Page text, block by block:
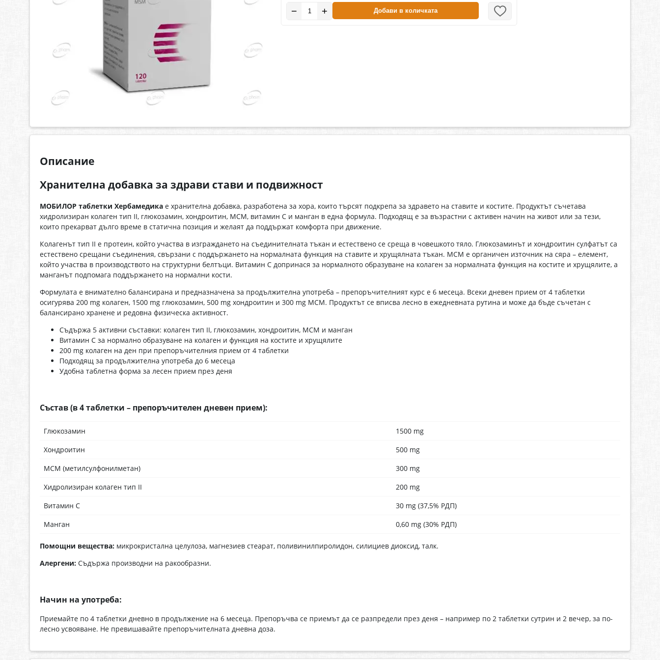
− + Добави в количката
Описание
Хранителна добавка за здрави стави и подвижност
МОБИЛОР таблетки Хербамедика е хранителна добавка, разработена за хора, които търсят подкрепа за здравето на ставите и костите. Продуктът съчетава
хидролизиран колаген тип II, глюкозамин, хондроитин, МСМ, витамин C и манган в една формула. Подходящ е за възрастни с активен начин на живот или за тези,
които прекарват дълго време в статична позиция и желаят да поддържат комфорта при движение.
Колагенът тип II е протеин, който участва в изграждането на съединителната тъкан и естествено се среща в човешкото тяло. Глюкозаминът и хондроитин сулфатът са
естествено срещани съединения, свързани с поддържането на нормалната функция на ставите и хрущялната тъкан. МСМ е органичен източник на сяра – елемент,
който участва в производството на структурни белтъци. Витамин C допринася за нормалното образуване на колаген за нормалната функция на костите и хрущялите, а
манганът подпомага поддържането на нормални кости.
Формулата е внимателно балансирана и предназначена за продължителна употреба – препоръчителният курс е 6 месеца. Всеки дневен прием от 4 таблетки
осигурява 200 mg колаген, 1500 mg глюкозамин, 500 mg хондроитин и 300 mg МСМ. Продуктът се вписва лесно в ежедневната рутина и може да бъде съчетан с
балансирано хранене и редовна физическа активност.
Съдържа 5 активни съставки: колаген тип II, глюкозамин, хондроитин, МСМ и манган
Витамин C за нормално образуване на колаген и функция на костите и хрущялите
200 mg колаген на ден при препоръчителния прием от 4 таблетки
Подходящ за продължителна употреба до 6 месеца
Удобна таблетна форма за лесен прием през деня
Състав (в 4 таблетки – препоръчителен дневен прием):
Глюкозамин
1500 mg
Хондроитин
500 mg
МСМ (метилсулфонилметан)
300 mg
Хидролизиран колаген тип II
200 mg
Витамин C
30 mg (37,5% РДП)
Манган
0,60 mg (30% РДП)
Помощни вещества: микрокристална целулоза, магнезиев стеарат, поливинилпиролидон, силициев диоксид, талк.
Алергени: Съдържа производни на ракообразни.
Начин на употреба:
Приемайте по 4 таблетки дневно в продължение на 6 месеца. Препоръчва се приемът да се разпредели през деня – например по 2 таблетки сутрин и 2 вечер, за по-
лесно усвояване. Не превишавайте препоръчителната дневна доза.